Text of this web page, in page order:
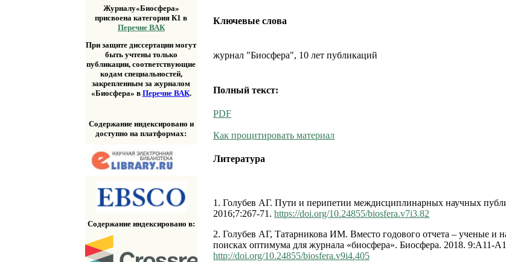
Журналу«Биосфера»
присвоена категория К1 в
Перечне ВАК
При защите диссертации могут
быть учтены только
публикации, соответствующие
кодам специальностей,
закрепленным за журналом
«Биосфера» в Перечне ВАК.
Содержание индексировано и
доступно на платформах:
Содержание индексировано в:
Ключевые слова
журнал "Биосфера", 10 лет публикаций
Полный текст:
PDF
Как процитировать материал
Литература
1. Голубев АГ. Пути и перипетии междисциплинарных научных
2016;7:267-71.https://doi.org/10.24855/biosfera.v7i3.82
2. Голубев АГ, Татарникова ИМ. Вместо годового отчета – ученые и
поисках оптимума для журнала «биосфера». Биосфера. 2018. 9:А11-
http://doi.org/10.24855/biosfera.v9i4.405